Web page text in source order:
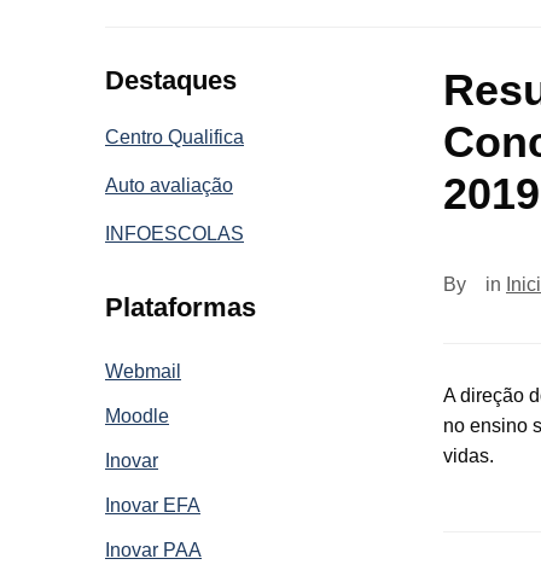
Destaques
Centro Qualifica
Auto avaliação
INFOESCOLAS
Plataformas
Webmail
Moodle
Inovar
Inovar EFA
Inovar PAA
2019
By in
A direção
no ensino
vidas.